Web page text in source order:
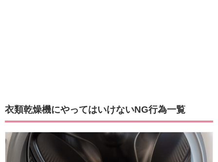
衣類乾燥機にやってはいけないNG行為一覧